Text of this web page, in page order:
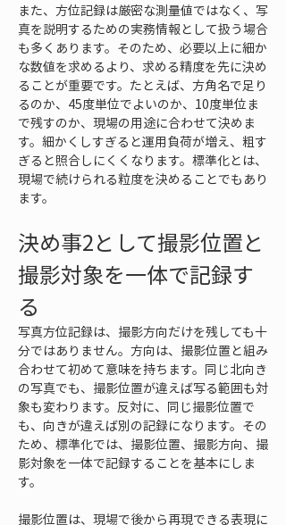
また、方位記録は厳密な測量値ではなく、写
真を説明するための実務情報として扱う場合
も多くあります。そのため、必要以上に細か
な数値を求めるより、求める精度を先に決め
ることが重要です。たとえば、方角名で足り
るのか、45度単位でよいのか、10度単位ま
で残すのか、現場の用途に合わせて決めま
す。細かくしすぎると運用負荷が増え、粗す
ぎると照合しにくくなります。標準化とは、
現場で続けられる粒度を決めることでもあり
ます。
決め事2として撮影位置と
撮影対象を一体で記録す
る
写真方位記録は、撮影方向だけを残しても十
分ではありません。方向は、撮影位置と組み
合わせて初めて意味を持ちます。同じ北向き
の写真でも、撮影位置が違えば写る範囲も対
象も変わります。反対に、同じ撮影位置で
も、向きが違えば別の記録になります。その
ため、標準化では、撮影位置、撮影方向、撮
影対象を一体で記録することを基本にしま
す。
撮影位置は、現場で後から再現できる表現に